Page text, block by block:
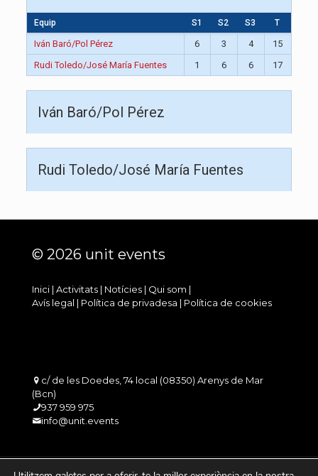
Equip S1 S2 S3 T
Iván Baró/Pol Pérez 6 3 4
15
Rudi Toledo/José María Fuentes
1 6 6 17
Iván Baró/Pol Pérez
Rudi Toledo/José María Fuentes
© 2026 unit events
Inici | Activitats | Notícies | Qui som |
Avís legal | Política de privadesa | Política de cookies
c/ de les Doedes, 74 local (08350) Arenys de Mar
(Bcn)
937 959 975
info@unit.events